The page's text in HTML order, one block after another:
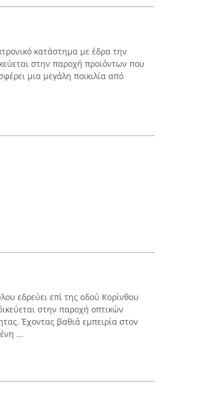
κατάστημα με έδρα την
στην παροχή προϊόντων που
μια μεγάλη ποικιλία από
εδρεύει επί της οδού Κορίνθου
στην παροχή οπτικών
Έχοντας βαθιά εμπειρία στον
...